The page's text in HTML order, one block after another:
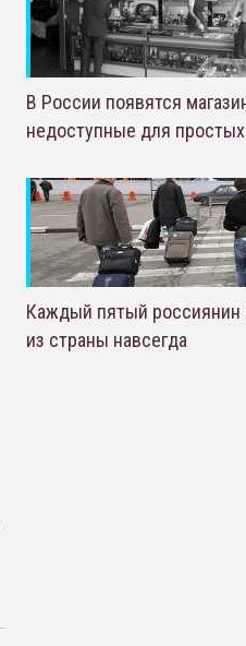
В России появятся
недоступные для
Каждый пятый россиянин
из страны навсегда